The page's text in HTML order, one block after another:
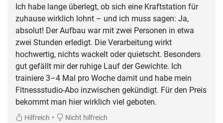
Ich habe lange überlegt, ob sich eine Kraftstation für
zuhause wirklich lohnt – und ich muss sagen: Ja,
absolut! Der Aufbau war mit zwei Personen in etwa
zwei Stunden erledigt. Die Verarbeitung wirkt
hochwertig, nichts wackelt oder quietscht. Besonders
gut gefällt mir der ruhige Lauf der Gewichte. Ich
trainiere 3–4 Mal pro Woche damit und habe mein
Fitnessstudio-Abo inzwischen gekündigt. Für den Preis
bekommt man hier wirklich viel geboten.
Hilfreich • Nicht hilfreich